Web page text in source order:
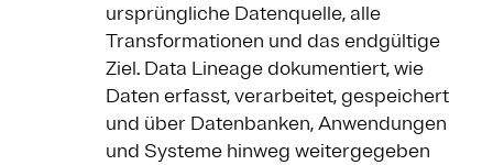
ursprüngliche Datenquelle, alle
Transformationen und das endgültige
Ziel. Data Lineage dokumentiert, wie
Daten erfasst, verarbeitet, gespeichert
und über Datenbanken, Anwendungen
und Systeme hinweg weitergegeben